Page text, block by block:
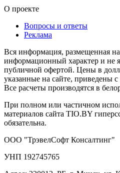
О проекте
Вопросы и ответы
Реклама
Вся информация, размещенная
информационный характер и не
публичной офертой. Цены в
указанные на сайте, приведены
Все расчеты производятся в
При полном или частичном
материалов сайта TIO.BY
обязательна.
ООО "ТрэвелСофт Консалтинг"
УНП 192745765